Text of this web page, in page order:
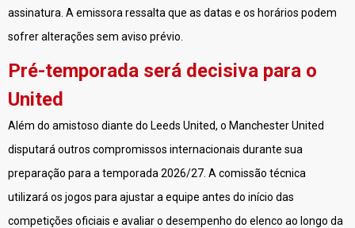
assinatura. A emissora ressalta que as datas e os horários podem
sofrer alterações sem aviso prévio.
Pré-temporada será decisiva para o
United
Além do amistoso diante do Leeds United, o Manchester United
disputará outros compromissos internacionais durante sua
preparação para a temporada 2026/27. A comissão técnica
utilizará os jogos para ajustar a equipe antes do início das
competições oficiais e avaliar o desempenho do elenco ao longo da